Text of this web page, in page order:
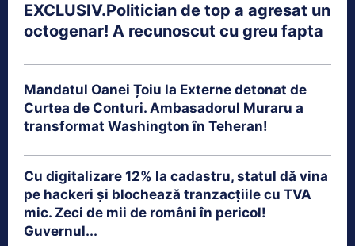
EXCLUSIV.Politician de top a agresat un
octogenar! A recunoscut cu greu fapta
Mandatul Oanei Țoiu la Externe detonat de
Curtea de Conturi. Ambasadorul Muraru a
transformat Washington în Teheran!
Cu digitalizare 12% la cadastru, statul dă vina
pe hackeri și blochează tranzacțiile cu TVA
mic. Zeci de mii de români în pericol!
Guvernul...